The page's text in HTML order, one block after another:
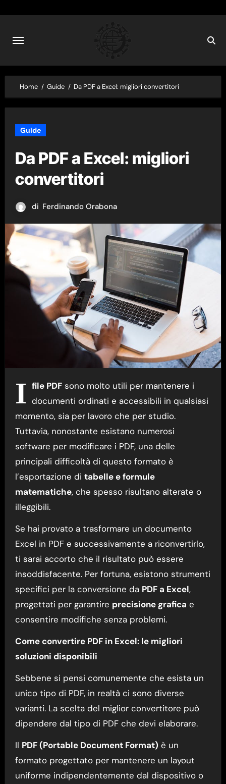
content
Home Guide Da PDF a Excel: migliori convertitori
Guide
Da PDF a Excel: migliori
convertitori
di Ferdinando Orabona
I file PDFsono molto utili per mantenere i
documenti ordinati e accessibili in qualsiasi
momento, sia per lavoro che per studio.
Tuttavia, nonostante esistano numerosi
software per modificare i PDF, una delle
principali difficoltà di questo formato è
l’esportazione di tabelle e formule
matematiche, che spesso risultano alterate o
illeggibili.
Se hai provato a trasformare un documento
Excel in PDF e successivamente a riconvertirlo,
ti sarai accorto che il risultato può essere
insoddisfacente. Per fortuna, esistono strumenti
specifici per la conversione da PDF a Excel,
progettati per garantire precisione grafica e
consentire modifiche senza problemi.
Come convertire PDF in Excel: le migliori
soluzioni disponibili
Sebbene si pensi comunemente che esista un
unico tipo di PDF, in realtà ci sono diverse
varianti. La scelta del miglior convertitore può
dipendere dal tipo di PDF che devi elaborare.
Il PDF (Portable Document Format) è un
formato progettato per mantenere un layout
uniforme indipendentemente dal dispositivo o